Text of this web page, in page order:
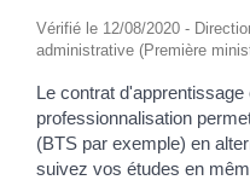
Vérifié le 12/08/2020 -
administrative (Première
Le contrat d'apprentissage
professionnalisation
(BTS par exemple) en
suivez vos études en